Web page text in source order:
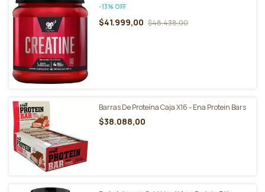
-13% OFF
$41.999,00 $48.438,00
Barras De Proteína Caja X16 - Ena Protein Bars
$38.088,00